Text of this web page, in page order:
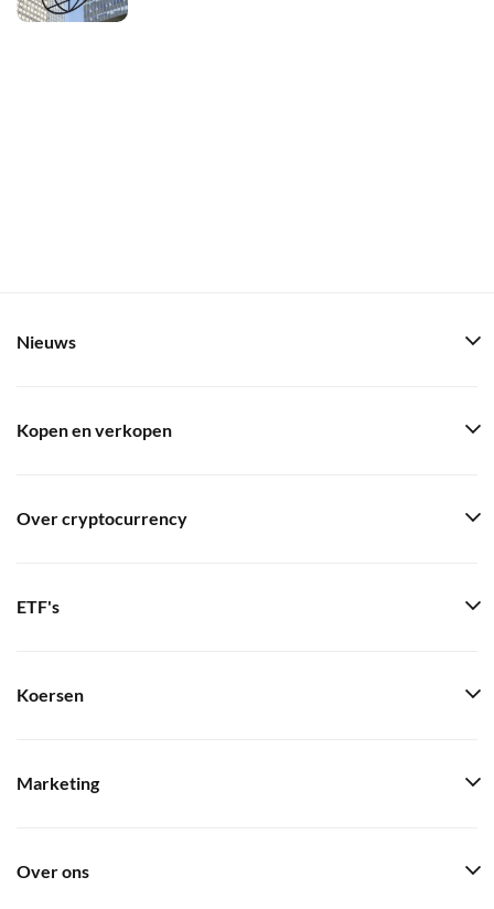
Nieuws
Kopen en verkopen
Over cryptocurrency
ETF's
Koersen
Marketing
Over ons